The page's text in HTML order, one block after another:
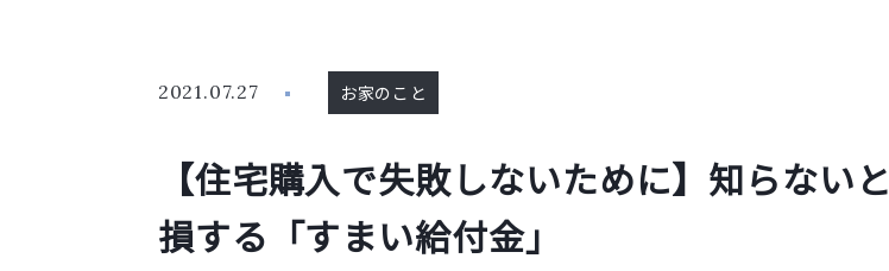
2021.07.27 お家のこと
【住宅購入で失敗しないために】知らないと
損する「すまい給付金」